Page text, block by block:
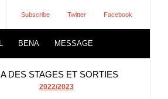
Subscribe Twitter Facebook
BENA MESSAGE
DES STAGES ET SORTIES
2022/2023